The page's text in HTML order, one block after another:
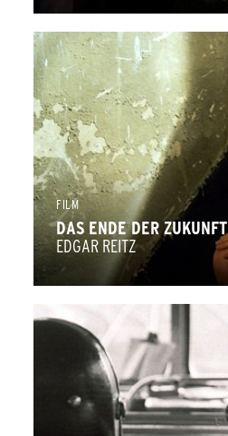
FILM
DAS ENDE DER ZUKUNFT
EDGAR REITZ